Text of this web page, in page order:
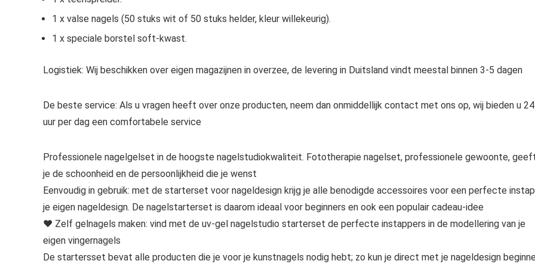
1 x valse nagels (50 stuks wit of 50 stuks helder, kleur willekeurig).
1 x speciale borstel soft-kwast.
Logistiek: Wij beschikken over eigen magazijnen in overzee, de levering in Duitsland vindt meestal binnen 3-5 dagen
De beste service: Als u vragen heeft over onze producten, neem dan onmiddellijk contact met ons op, wij bieden u 24
uur per dag een comfortabele service
Professionele nagelgelset in de hoogste nagelstudiokwaliteit. Fototherapie nagelset, professionele gewoonte,
je de schoonheid en de persoonlijkheid die je wenst
Eenvoudig in gebruik: met de starterset voor nageldesign krijg je alle benodigde accessoires voor een perfecte
je eigen nageldesign. De nagelstarterset is daarom ideaal voor beginners en ook een populair cadeau-idee
❤️ Zelf gelnagels maken: vind met de uv-gel nagelstudio starterset de perfecte instappers in de modellering van je
eigen vingernagels
De startersset bevat alle producten die je voor je kunstnagels nodig hebt; zo kun je direct met je nageldesign